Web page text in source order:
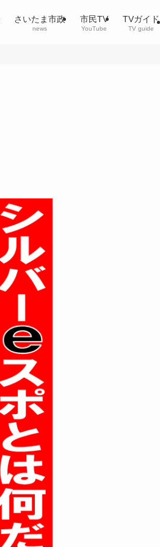
さいたま市政
news
市民TV
YouTube
TVガイド
TV guide